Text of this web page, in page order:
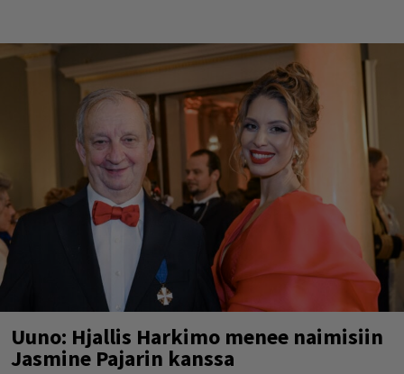
Uuno: Hjallis Harkimo menee naimisiin
Jasmine Pajarin kanssa